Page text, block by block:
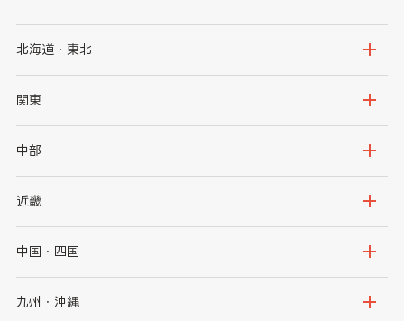
北海道・東北
北海道
岩手県
秋田県
関東
茨城県
群馬県
千葉県
中部
新潟県
石川県
山梨県
近畿
大阪府
京都府
中国・四国
鳥取県
九州・沖縄